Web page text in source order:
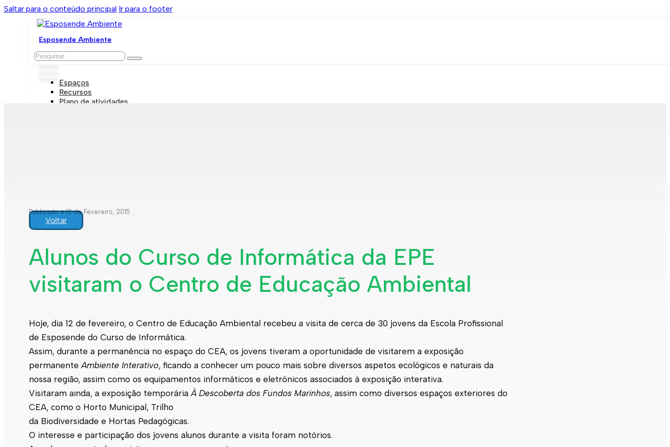
Saltar para o conteúdo principal Ir para o footer
Esposende Ambiente
Pesquisar
Espaços
Recursos
Plano de atividades
Publicado a 12 de Fevereiro, 2015
Voltar
Alunos do Curso de Informática da EPE
visitaram o Centro de Educação Ambiental
Hoje, dia 12 de fevereiro, o Centro de Educação Ambiental recebeu a visita de cerca de 30 jovens da Escola Profissional
de Esposende do Curso de Informática.
Assim, durante a permanência no espaço do CEA, os jovens tiveram a oportunidade de visitarem a exposição
permanente Ambiente Interativo, ficando a conhecer um pouco mais sobre diversos aspetos ecológicos e naturais da
nossa região, assim como os equipamentos informáticos e eletrónicos associados à exposição interativa.
Visitaram ainda, a exposição temporária À Descoberta dos Fundos Marinhos, assim como diversos espaços exteriores do
CEA, como o Horto Municipal, Trilho
da Biodiversidade e Hortas Pedagógicas.
O interesse e participação dos jovens alunos durante a visita foram notórios.